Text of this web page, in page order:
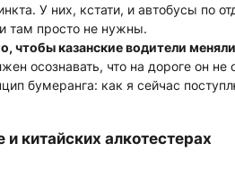
У них, кстати, и автобусы по
там просто не нужны.
чтобы казанские водители
осознавать, что на дороге он не
бумеранга: как я сейчас
китайских алкотестерах